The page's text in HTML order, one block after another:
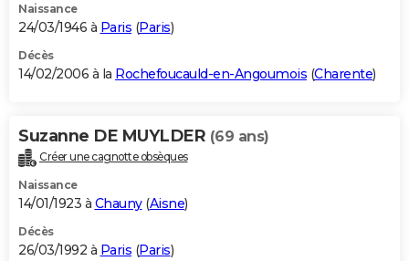
Naissance
24/03/1946 à Paris (Paris)
Décès
14/02/2006 à la Rochefoucauld-en-Angoumois (Charente)
Suzanne DE MUYLDER (69 ans)
Créer une cagnotte obsèques
Naissance
14/01/1923 à Chauny(Aisne)
Décès
26/03/1992 à Paris (Paris)